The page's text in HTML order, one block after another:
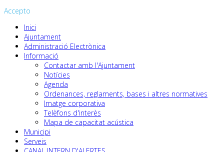
Accepto
Inici
Ajuntament
Administració Electrònica
Informació
Contactar amb l'Ajuntament
Notícies
Agenda
Ordenances, reglaments, bases i altres normatives
Imatge corporativa
Telèfons d'interès
Mapa de capacitat acústica
Municipi
Serveis